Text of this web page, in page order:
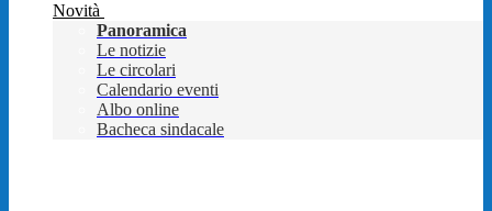
Novità
Panoramica
Le notizie
Le circolari
Calendario eventi
Albo online
Bacheca sindacale